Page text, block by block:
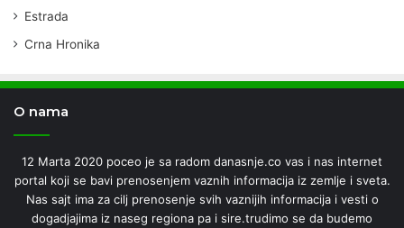
Estrada
Crna Hronika
O nama
12 Marta 2020 poceo je sa radom danasnje.co vas i nas internet
portal koji se bavi prenosenjem vaznih informacija iz zemlje i sveta.
Nas sajt ima za cilj prenosenje svih vaznijih informacija i vesti o
dogadjajima iz naseg regiona pa i sire.trudimo se da budemo